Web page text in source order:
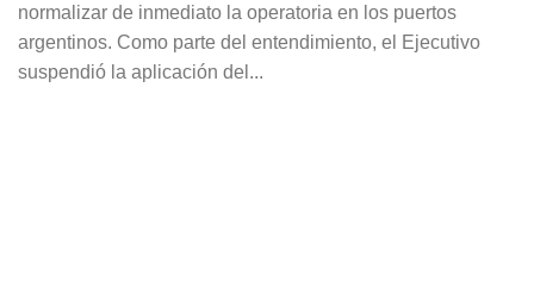
normalizar de inmediato la operatoria en los puertos
argentinos. Como parte del entendimiento, el Ejecutivo
suspendió la aplicación del...